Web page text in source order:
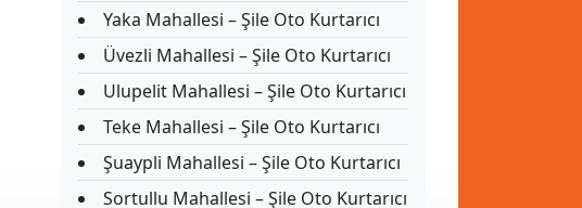
Yaka Mahallesi – Şile Oto Kurtarıcı
Üvezli Mahallesi – Şile Oto Kurtarıcı
Ulupelit Mahallesi – Şile Oto Kurtarıcı
Teke Mahallesi – Şile Oto Kurtarıcı
Şuaypli Mahallesi – Şile Oto Kurtarıcı
Sortullu Mahallesi – Şile Oto Kurtarıcı